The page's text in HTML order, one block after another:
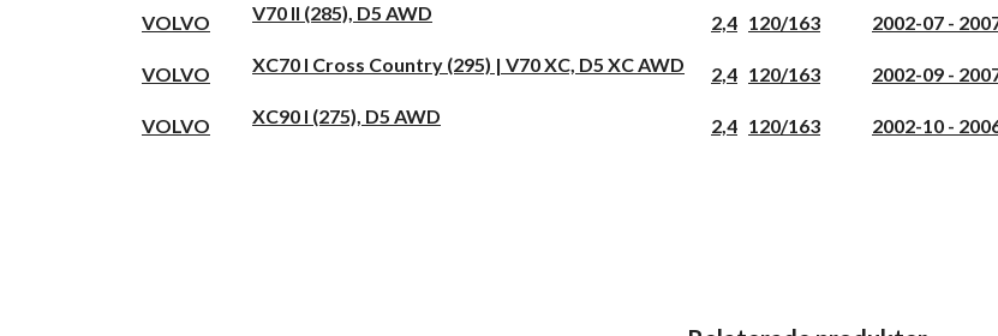
VOLVO V70 II (285), D5 AWD 2,4 120/163 2002-07 -
VOLVO XC70 I Cross Country (295) | V70 XC, D5 XC AWD 2,4 120/163 2002-09 -
VOLVO XC90 I (275), D5 AWD 2,4 120/163 2002-10 -